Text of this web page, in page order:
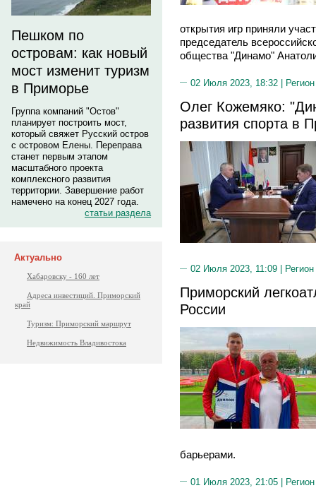
Пешком по
островам: как новый
мост изменит туризм
в Приморье
Группа компаний "Остов"
планирует построить мост,
который свяжет Русский остров
с островом Елены. Переправа
станет первым этапом
масштабного проекта
комплексного развития
территории. Завершение работ
намечено на конец 2027 года.
статьи раздела
Актуально
Хабаровску - 160 лет
Адреса инвестиций. Приморский
край
Туризм: Приморский маршрут
Недвижимость Владивостока
открытия игр приняли
председатель
общества "Динамо"
02 Июля 2023, 18:32 |
Олег Кожемяко:
развития спорта в
02 Июля 2023, 11:09 |
Приморский
России
барьерами.
01 Июля 2023, 21:05 |